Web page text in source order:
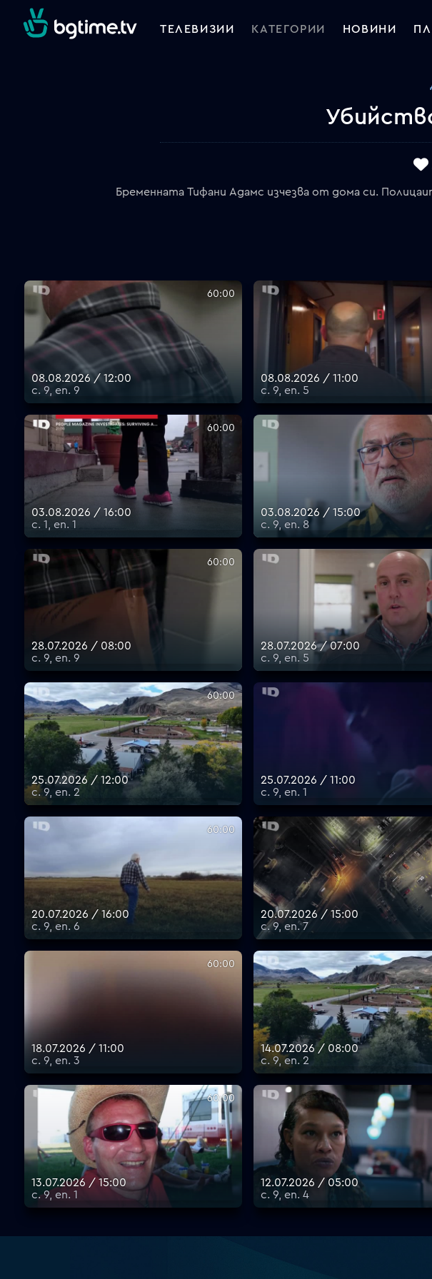
ТЕЛЕВИЗИИ КАТЕГОРИИ НОВИНИ
Бременната Тифани Адамс изчезва от дома си.
60:00
08.08.2026 / 12:00
с. 9, еп. 9
08.08.2026 / 11:00
с. 9, еп. 5
60:00
03.08.2026 / 16:00
с. 1, еп. 1
03.08.2026 / 15:00
с. 9, еп. 8
60:00
28.07.2026 / 08:00
с. 9, еп. 9
28.07.2026 / 07:00
с. 9, еп. 5
60:00
25.07.2026 / 12:00
с. 9, еп. 2
25.07.2026 / 11:00
с. 9, еп. 1
60:00
20.07.2026 / 16:00
с. 9, еп. 6
20.07.2026 / 15:00
с. 9, еп. 7
60:00
18.07.2026 / 11:00
с. 9, еп. 3
14.07.2026 / 08:00
с. 9, еп. 2
60:00
13.07.2026 / 15:00
с. 9, еп. 1
12.07.2026 / 05:00
с. 9, еп. 4